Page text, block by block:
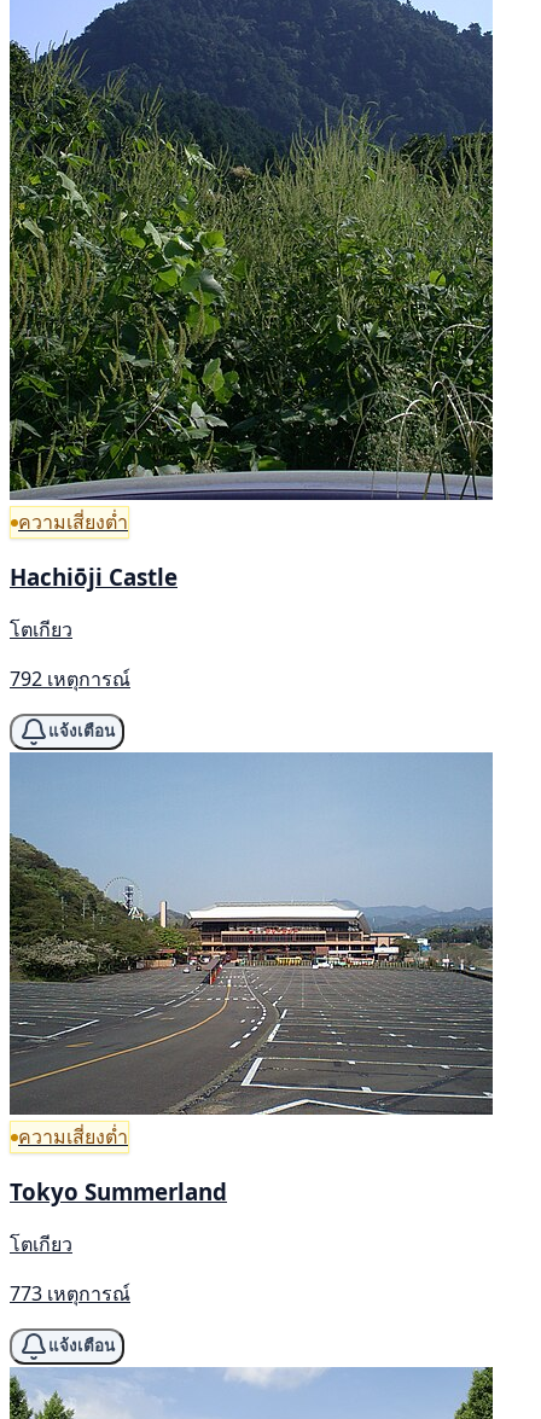
ความเสี่ยงต่ำ
Hachiōji Castle
โตเกียว
792 เหตุการณ์
แจ้งเตือน
ความเสี่ยงต่ำ
Tokyo Summerland
โตเกียว
773 เหตุการณ์
แจ้งเตือน